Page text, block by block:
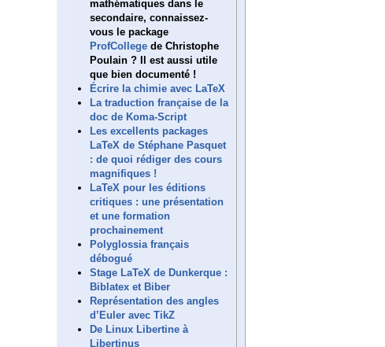
mathématiques dans le
secondaire, connaissez-
vous le package
ProfCollege de Christophe
Poulain ? Il est aussi utile
que bien documenté !
Écrire la chimie avec LaTeX
La traduction française de la
doc de Koma-Script
Les excellents packages
LaTeX de Stéphane Pasquet
: de quoi rédiger des cours
magnifiques !
LaTeX pour les éditions
critiques : une présentation
et une formation
prochainement
Polyglossia français
débogué
Stage LaTeX de Dunkerque :
Biblatex et Biber
Représentation des angles
d’Euler avec TikZ
De Linux Libertine à
Libertinus